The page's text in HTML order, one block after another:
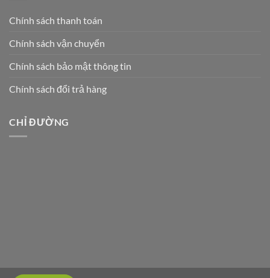
Chính sách thanh toán
Chính sách vận chuyển
Chính sách bảo mật thông tin
Chính sách đổi trả hàng
CHỈ ĐƯỜNG